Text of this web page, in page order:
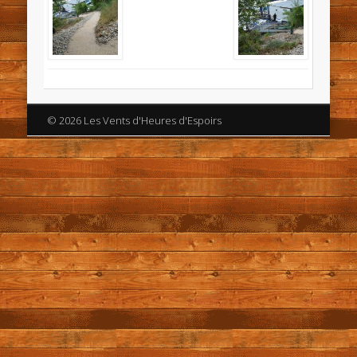
© 2026 Les Vents d'Heures d'Espoirs